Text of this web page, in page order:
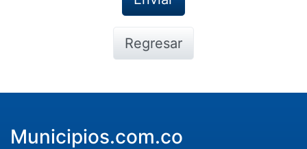
Regresar
Municipios.com.co